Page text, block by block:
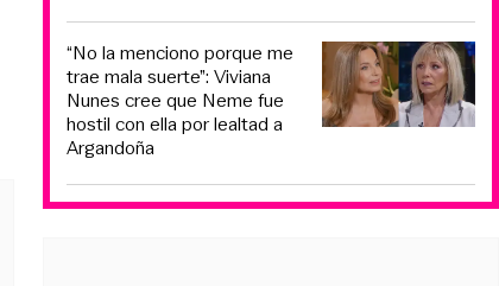
“No la menciono porque me
trae mala suerte”: Viviana
Nunes cree que Neme fue
hostil con ella por lealtad a
Argandoña